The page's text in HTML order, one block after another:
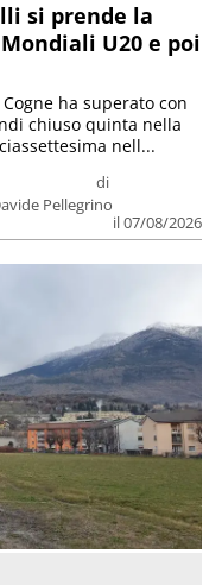
si prende la
U20 e poi
di
Pellegrino
il 07/08/2026
ha superato con
chiuso quinta nella
nell...